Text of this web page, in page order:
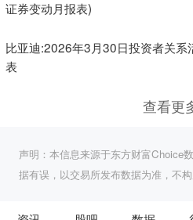
证券变动月报表)
比亚迪:2026年3月30日投资者关系
表
查看更
声明：本信息来源于东方财富Choice
据有误，以交易所发布数据为准，不构